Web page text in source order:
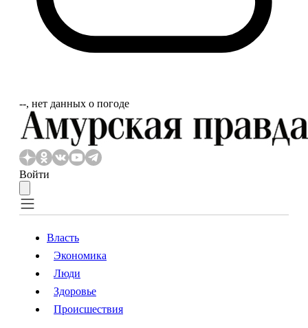
‐‐, нет данных о погоде
Войти
Власть
Происшествия
Власть
Экономика
Люди
Здоровье
Происшествия